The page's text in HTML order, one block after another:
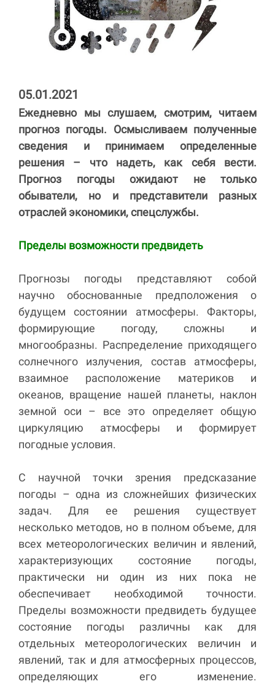
05.01.2021
Ежедневно мы слушаем, смотрим, читаем
прогноз погоды. Осмысливаем полученные
сведения и принимаем определенные
решения – что надеть, как себя вести.
Прогноз погоды ожидают не только
обыватели, но и представители разных
отраслей экономики, спецслужбы.
Пределы возможности предвидеть
Прогнозы погоды представляют собой
научно обоснованные предположения о
будущем состоянии атмосферы. Факторы,
формирующие погоду, сложны и
многообразны. Распределение приходящего
солнечного излучения, состав атмосферы,
взаимное расположение материков и
океанов, вращение нашей планеты, наклон
земной оси – все это определяет общую
циркуляцию атмосферы и формирует
погодные условия.
С научной точки зрения предсказание
погоды – одна из сложнейших физических
задач. Для ее решения существует
несколько методов, но в полном объеме, для
всех метеорологических величин и явлений,
характеризующих состояние погоды,
практически ни один из них пока не
обеспечивает необходимой точности.
Пределы возможности предвидеть будущее
состояние погоды различны как для
отдельных метеорологических величин и
явлений, так и для атмосферных процессов,
определяющих его изменение.